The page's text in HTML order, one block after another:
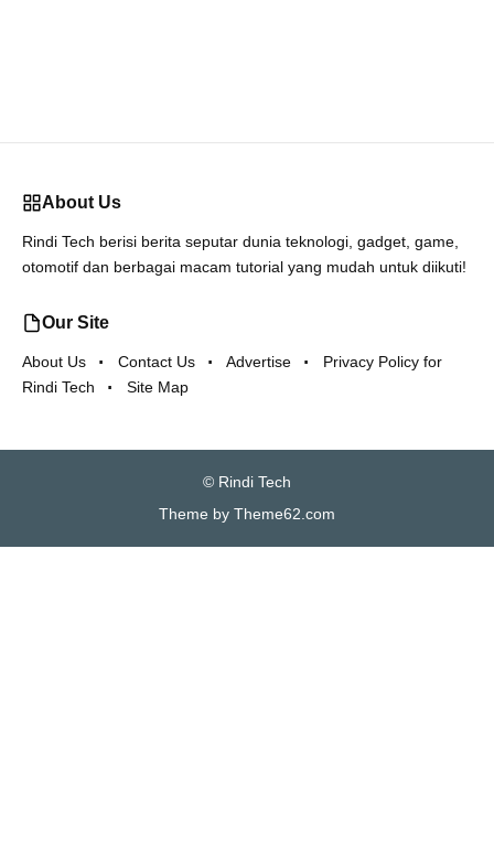
About Us
Rindi Tech berisi berita seputar dunia teknologi, gadget, game,
otomotif dan berbagai macam tutorial yang mudah untuk diikuti!
Our Site
About Us Contact Us Advertise
Privacy Policy for
Rindi Tech
Site Map
© Rindi Tech
Theme by Theme62.com